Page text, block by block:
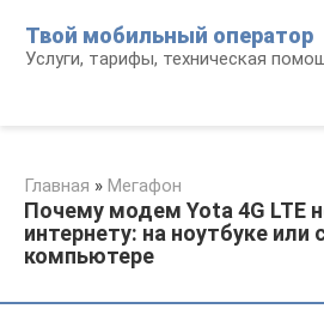
контенту
Твой мобильный оператор
Услуги, тарифы, техническая
Главная » Мегафон
Почему модем Yota 4G LTE
интернету: на ноутбуке или
компьютере